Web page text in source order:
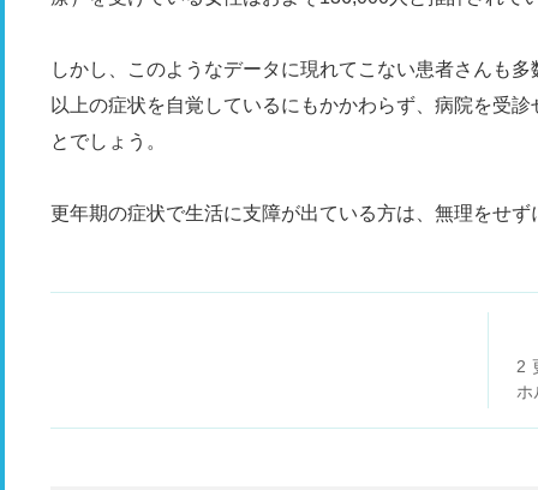
しかし、このようなデータに現れてこない患者さんも
以上の症状を自覚しているにもかかわらず、病院を受
とでしょう。
更年期の症状で生活に支障が出ている方は、無理をせ
2
ホ